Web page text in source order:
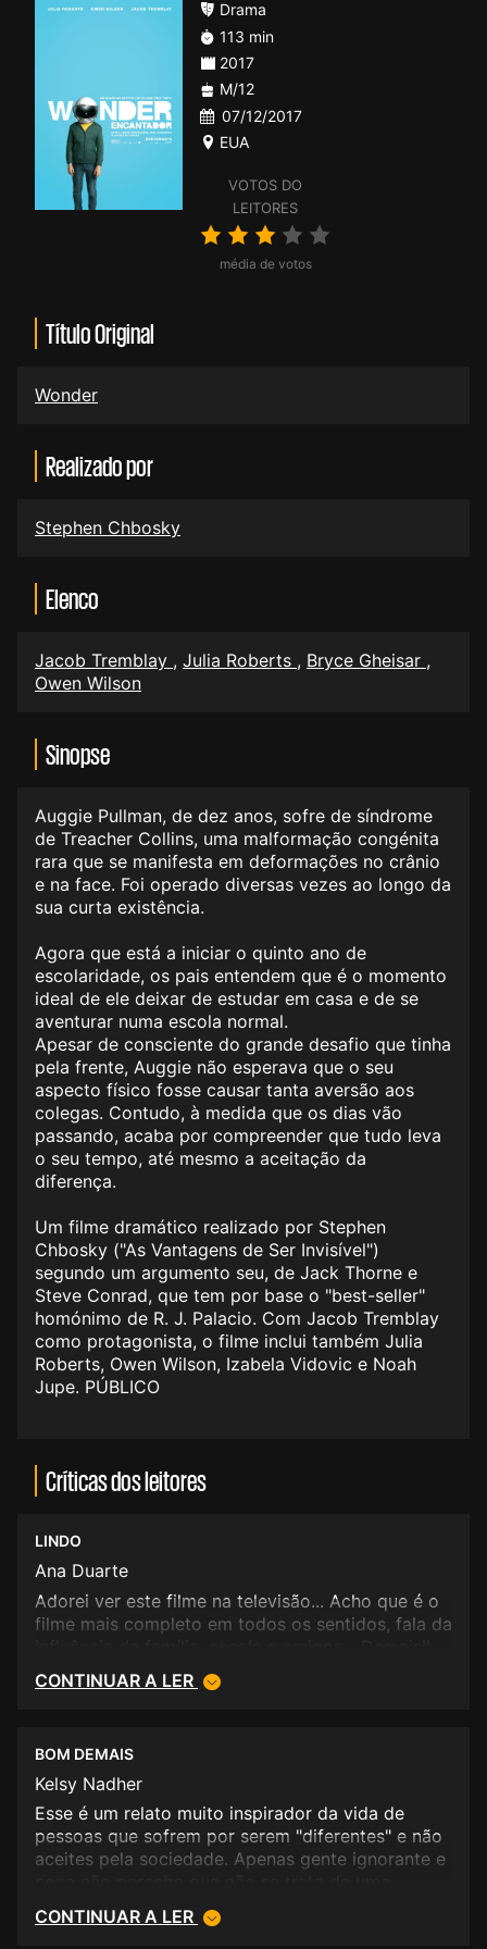
VOTOS DO
LEITORES
média de votos
Drama
113 min
2017
M/12
07/12/2017
EUA
Título Original
Wonder
Realizado por
Stephen Chbosky
Elenco
Jacob Tremblay , Julia Roberts , Bryce Gheisar ,
Owen Wilson
Sinopse
Auggie Pullman, de dez anos, sofre de síndrome
de Treacher Collins, uma malformação congénita
rara que se manifesta em deformações no crânio
e na face. Foi operado diversas vezes ao longo da
sua curta existência.
Agora que está a iniciar o quinto ano de
escolaridade, os pais entendem que é o momento
ideal de ele deixar de estudar em casa e de se
aventurar numa escola normal.
Apesar de consciente do grande desafio que tinha
pela frente, Auggie não esperava que o seu
aspecto físico fosse causar tanta aversão aos
colegas. Contudo, à medida que os dias vão
passando, acaba por compreender que tudo leva
o seu tempo, até mesmo a aceitação da
diferença.
Um filme dramático realizado por Stephen
Chbosky ("As Vantagens de Ser Invisível")
segundo um argumento seu, de Jack Thorne e
Steve Conrad, que tem por base o "best-seller"
homónimo de R. J. Palacio. Com Jacob Tremblay
como protagonista, o filme inclui também Julia
Roberts, Owen Wilson, Izabela Vidovic e Noah
Jupe. PÚBLICO
Críticas dos leitores
LINDO
Ana Duarte
Adorei ver este filme na televisão... Acho que é o
filme mais completo em todos os sentidos, fala da
CONTINUAR A LER
BOM DEMAIS
Kelsy Nadher
Esse é um relato muito inspirador da vida de
pessoas que sofrem por serem "diferentes" e não
aceites pela sociedade. Apenas gente ignorante e
imitação, mas sim uma inovação.
CONTINUAR A LER